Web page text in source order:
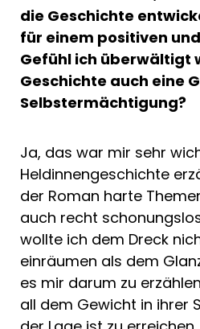
die Geschichte
für einem positiven
Gefühl ich überwältigt
Geschichte auch eine
Selbstermächtigung?
Ja, das war mir sehr
Heldinnengeschichte
der Roman harte
auch recht
wollte ich dem Dreck
einräumen als dem
es mir darum zu
all dem Gewicht in ihrer